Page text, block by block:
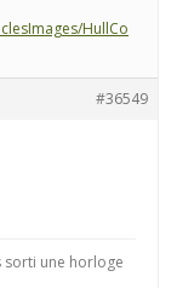
HullCo
#36549
sorti une horloge